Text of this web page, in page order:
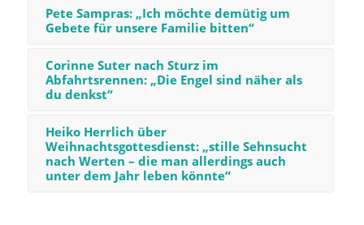
Pete Sampras: „Ich möchte demütig um
Gebete für unsere Familie bitten“
Corinne Suter nach Sturz im
Abfahrtsrennen: „Die Engel sind näher als
du denkst“
Heiko Herrlich über
Weihnachtsgottesdienst: „stille Sehnsucht
nach Werten – die man allerdings auch
unter dem Jahr leben könnte“